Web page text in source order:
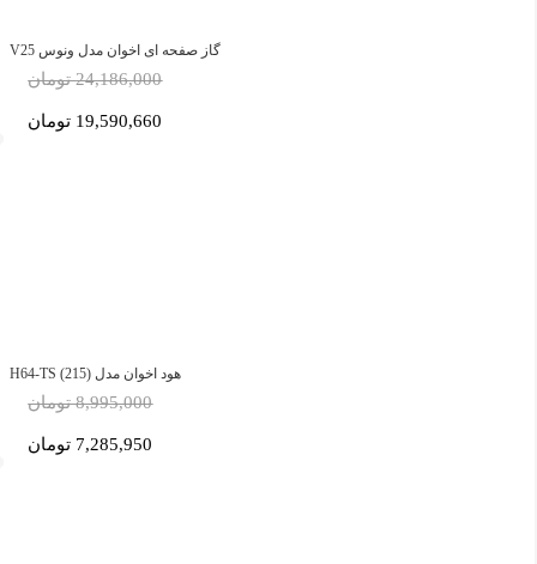
گاز صفحه ای اخوان مدل ونوس V25
24,186,000 تومان
19,590,660 تومان
هود اخوان مدل H64-TS (215)
8,995,000 تومان
7,285,950 تومان